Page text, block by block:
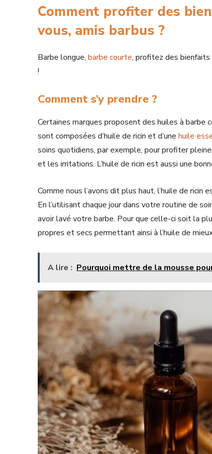
Comment profiter des
vous, amis barbus ?
Barbe longue, barbe courte, profitez des
!
Comment s’y prendre ?
Certaines marques proposent des huiles à barbe
sont composées d’huile de ricin et d’une huile
soins quotidiens, par exemple, pour profiter
et les irritations. L’huile de ricin est aussi une
Comme nous l’avons dit plus haut, l’huile de
En l’utilisant chaque jour dans votre routine de
avoir lavé votre barbe. Pour que celle-ci soit la
propres et secs permettant ainsi à l’huile de
A lire : Pourquoi mettre de la mousse